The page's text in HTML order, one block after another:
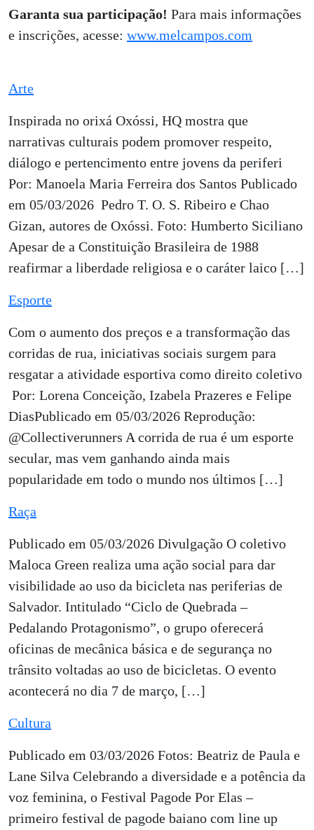
Garanta sua participação! Para mais informações
e inscrições, acesse: www.melcampos.com
Arte
Inspirada no orixá Oxóssi, HQ mostra que
narrativas culturais podem promover respeito,
diálogo e pertencimento entre jovens da periferi
Por: Manoela Maria Ferreira dos Santos Publicado
em 05/03/2026 Pedro T. O. S. Ribeiro e Chao
Gizan, autores de Oxóssi. Foto: Humberto Siciliano
Apesar de a Constituição Brasileira de 1988
reafirmar a liberdade religiosa e o caráter laico […]
Esporte
Com o aumento dos preços e a transformação das
corridas de rua, iniciativas sociais surgem para
resgatar a atividade esportiva como direito coletivo
Por: Lorena Conceição, Izabela Prazeres e Felipe
DiasPublicado em 05/03/2026 Reprodução:
@Collectiverunners A corrida de rua é um esporte
secular, mas vem ganhando ainda mais
popularidade em todo o mundo nos últimos […]
Raça
Publicado em 05/03/2026 Divulgação O coletivo
Maloca Green realiza uma ação social para dar
visibilidade ao uso da bicicleta nas periferias de
Salvador. Intitulado “Ciclo de Quebrada –
Pedalando Protagonismo”, o grupo oferecerá
oficinas de mecânica básica e de segurança no
trânsito voltadas ao uso de bicicletas. O evento
acontecerá no dia 7 de março, […]
Cultura
Publicado em 03/03/2026 Fotos: Beatriz de Paula e
Lane Silva Celebrando a diversidade e a potência da
voz feminina, o Festival Pagode Por Elas –
primeiro festival de pagode baiano com line up